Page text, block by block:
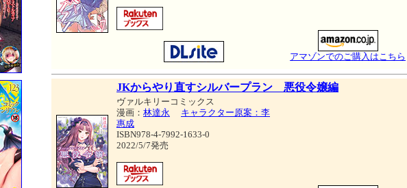
アマゾンでのご購入はこちら
JKからやり直すシルバープラン 悪役令嬢編
ヴァルキリーコミックス
漫画： 林達永
キャラクター原案：李
惠成
ISBN978-4-7992-1633-0
2022/5/7発売